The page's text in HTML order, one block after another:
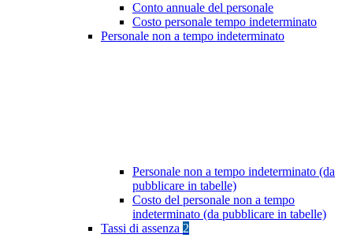
Conto annuale del personale
Costo personale tempo indeterminato
Personale non a tempo indeterminato
Personale non a tempo indeterminato (da
pubblicare in tabelle)
Costo del personale non a tempo
indeterminato (da pubblicare in tabelle)
Tassi di assenza 2